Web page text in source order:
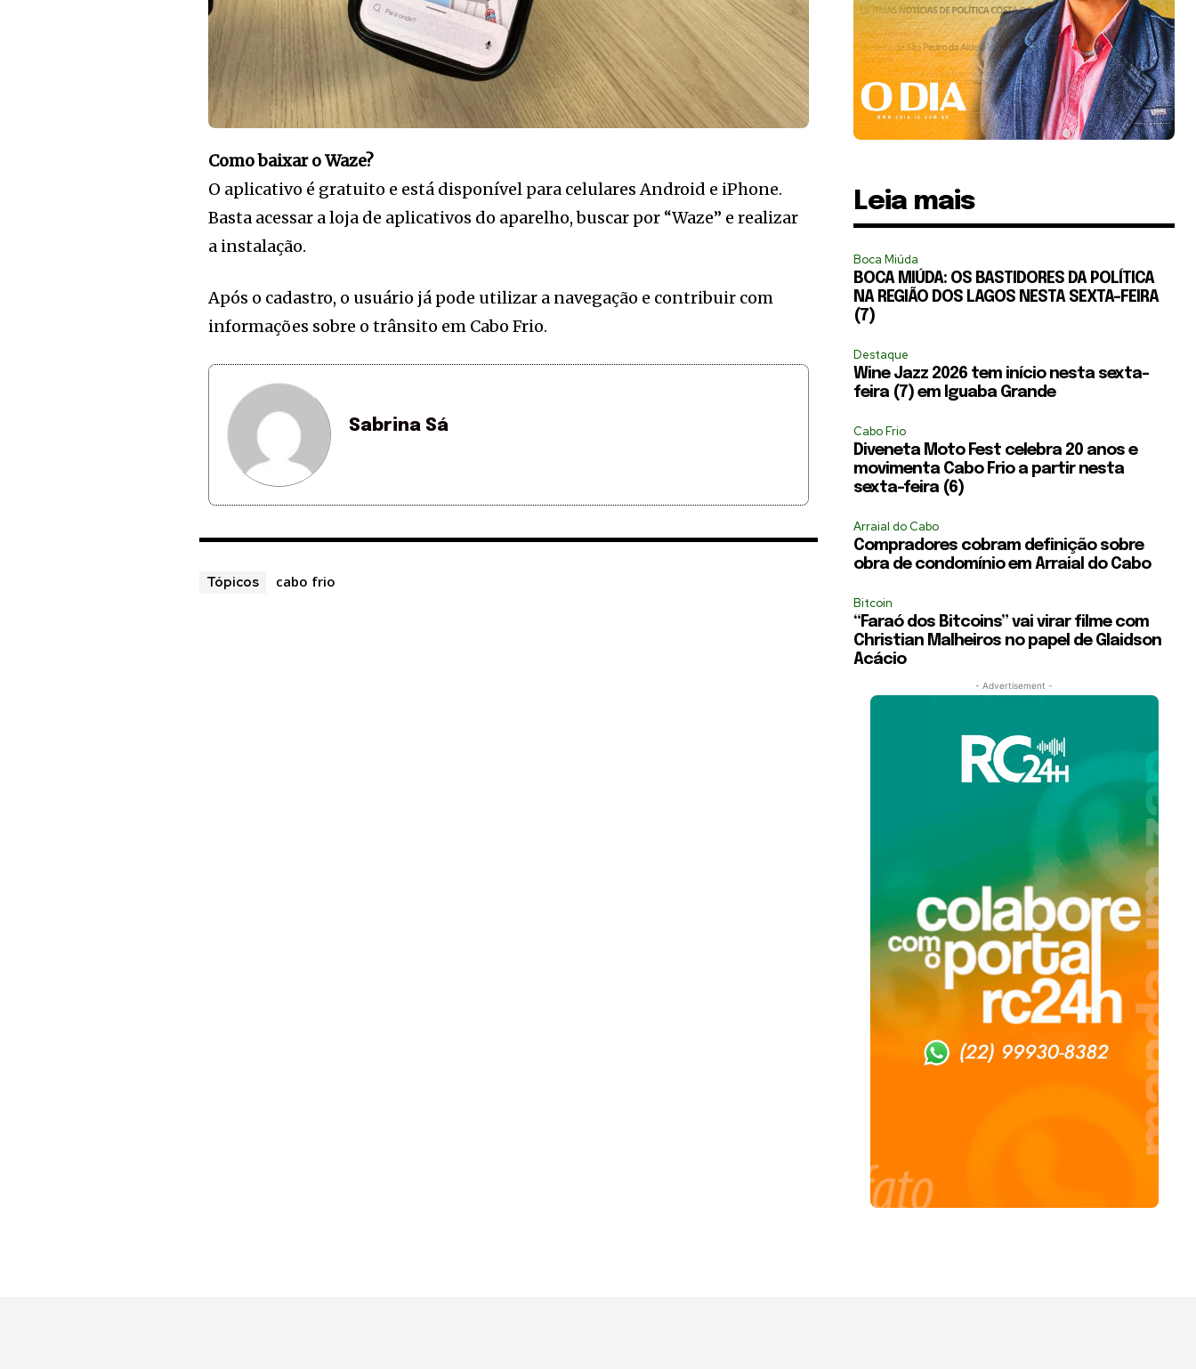
Como baixar o Waze?
O aplicativo é gratuito e está disponível para celulares Android e iPhone.
Basta acessar a loja de aplicativos do aparelho, buscar por “Waze” e realizar
a instalação.
Após o cadastro, o usuário já pode utilizar a navegação e contribuir com
informações sobre o trânsito em Cabo Frio.
Sabrina Sá
Tópicos cabo frio
Leia mais
Boca Miúda
BOCA MIÚDA: OS BASTIDORES DA POLÍTICA
NA REGIÃO DOS LAGOS NESTA SEXTA-FEIRA
(7)
Destaque
Wine Jazz 2026 tem início nesta sexta-
feira (7) em Iguaba Grande
Cabo Frio
Diveneta Moto Fest celebra 20 anos e
movimenta Cabo Frio a partir nesta
sexta-feira (6)
Arraial do Cabo
Compradores cobram definição sobre
obra de condomínio em Arraial do Cabo
Bitcoin
“Faraó dos Bitcoins” vai virar filme com
Christian Malheiros no papel de Glaidson
Acácio
- Advertisement -